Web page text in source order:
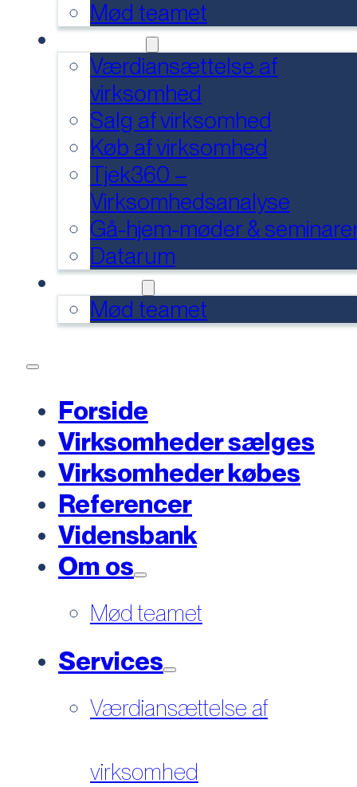
Mød teamet
Værdiansættelse af
virksomhed
Salg af virksomhed
Køb af virksomhed
Tjek360 –
Virksomhedsanalyse
Gå-hjem-møder &
Datarum
Mød teamet
Forside
Virksomheder sælges
Virksomheder købes
Referencer
Vidensbank
Om os
Mød teamet
Services
Værdiansættelse af
virksomhed